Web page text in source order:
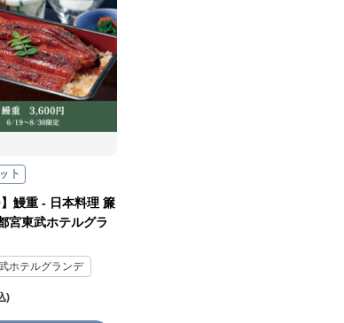
鰻重 - 日本料理 簾
宮東武ホテルグラ
ホテルグランデ